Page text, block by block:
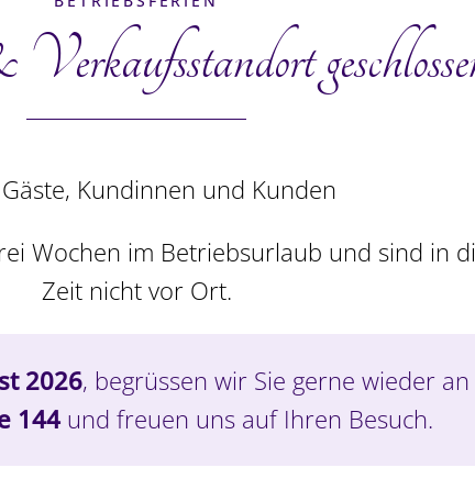
Glace, klein
Kundinnen und Kunden
Wochen im Betriebsurlaub und sind in
Zeit nicht vor Ort.
2026, begrüssen wir Sie gerne wieder
144und freuen uns auf Ihren Besuch.